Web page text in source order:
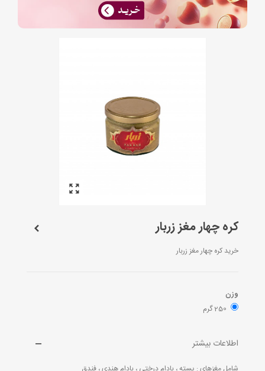
کره چهار مغز زربار
خرید کره چهار مغز زربار
وزن
250 گرم
اطلاعات بیشتر